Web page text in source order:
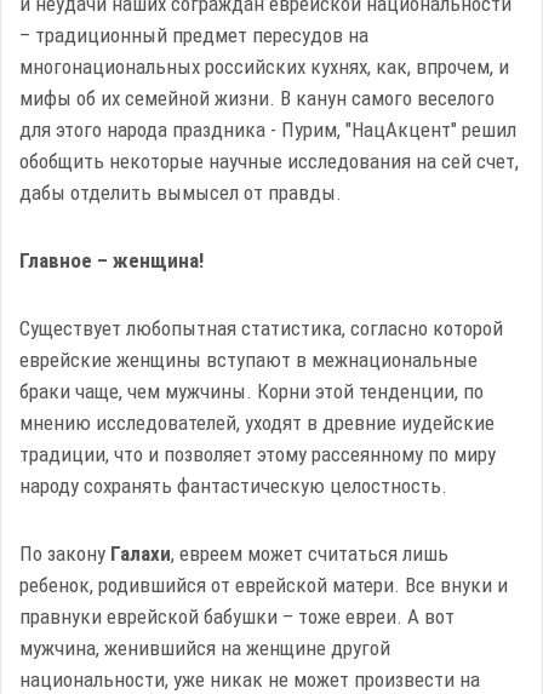
– традиционный предмет пересудов на
многонациональных российских кухнях, как, впрочем, и
мифы об их семейной жизни. В канун самого веселого
для этого народа праздника - Пурим, "НацАкцент" решил
обобщить некоторые научные исследования на сей счет,
дабы отделить вымысел от правды.
Главное – женщина!
Существует любопытная статистика, согласно которой
еврейские женщины вступают в межнациональные
браки чаще, чем мужчины. Корни этой тенденции, по
мнению исследователей, уходят в древние иудейские
традиции, что и позволяет этому рассеянному по миру
народу сохранять фантастическую целостность.
По закону Галахи, евреем может считаться лишь
ребенок, родившийся от еврейской матери. Все внуки и
правнуки еврейской бабушки – тоже евреи. А вот
мужчина, женившийся на женщине другой
национальности, уже никак не может произвести на